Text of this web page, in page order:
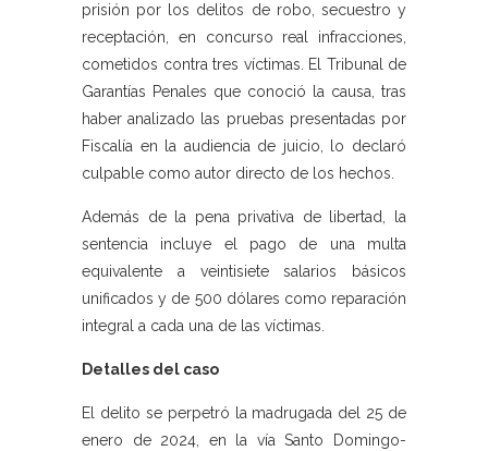
prisión por los delitos de robo, secuestro y
receptación, en concurso real infracciones,
cometidos contra tres víctimas. El Tribunal de
Garantías Penales que conoció la causa, tras
haber analizado las pruebas presentadas por
Fiscalía en la audiencia de juicio, lo declaró
culpable como autor directo de los hechos.
Además de la pena privativa de libertad, la
sentencia incluye el pago de una multa
equivalente a veintisiete salarios básicos
unificados y de 500 dólares como reparación
integral a cada una de las víctimas.
Detalles del caso
El delito se perpetró la madrugada del 25 de
enero de 2024, en la vía Santo Domingo-